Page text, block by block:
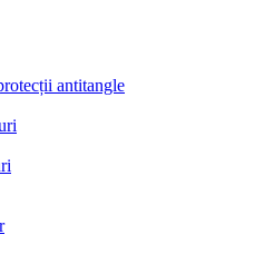
antitangle